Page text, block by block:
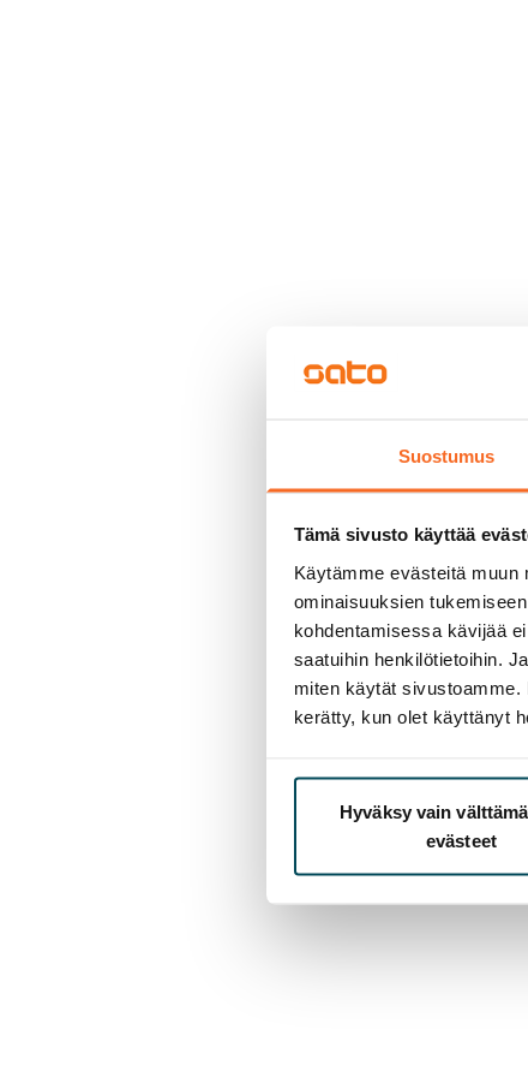
Suostumus
Tämä sivusto käyttää
Käytämme evästeitä muun
ominaisuuksien
kohdentamisessa kävijää
saatuihin henkilötietoihin.
miten käytät sivustoamme.
kerätty, kun olet käyttänyt
Hyväksy vain
evästeet